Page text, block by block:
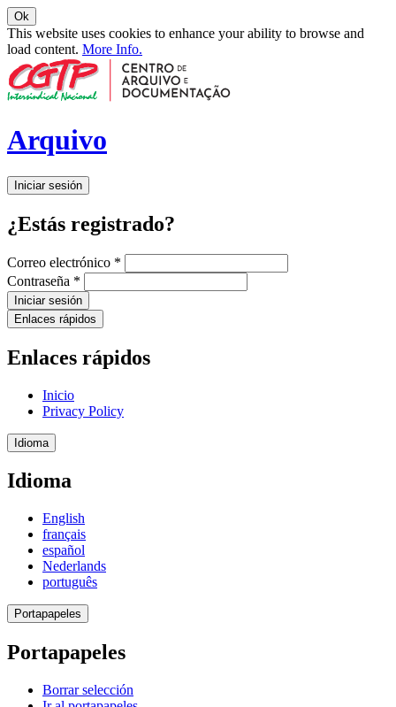
Ok
This website uses cookies to enhance your ability to browse and
load content. More Info.
Arquivo
Iniciar sesión
¿Estás registrado?
Correo electrónico *
Contraseña *
Iniciar sesión
Enlaces rápidos
Enlaces rápidos
Inicio
Privacy Policy
Idioma
Idioma
English
français
español
Nederlands
português
Portapapeles
Portapapeles
Borrar selección